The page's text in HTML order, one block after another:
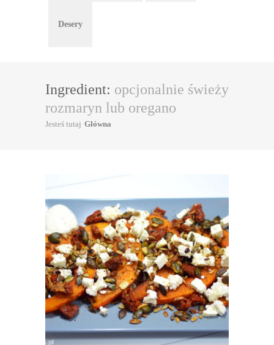
Desery
Ingredient: opcjonalnie świeży
rozmaryn lub oregano
Jesteś tutaj Główna